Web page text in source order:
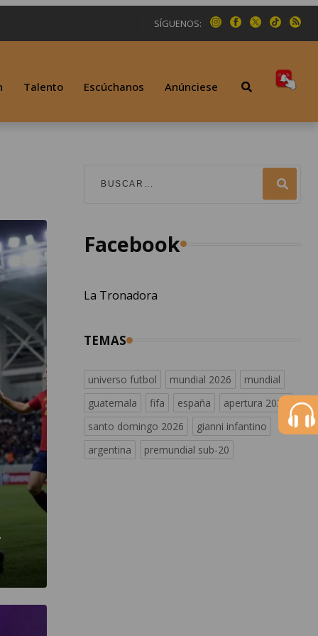
SÍGUENOS:
Talento Escúchanos Anúnciese
Facebook
La Tronadora
TEMAS
universo futbol mundial 2026
mundial
guatemala
fifa españa
apertura 2026
santo domingo 2026
gianni infantino
argentina
premundial sub-20